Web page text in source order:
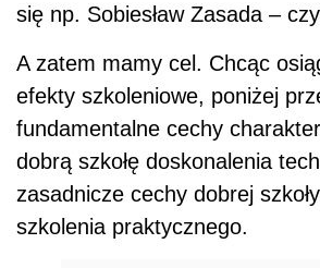
się np. Sobiesław Zasada –
A zatem mamy cel. Chcąc
efekty szkoleniowe, poniżej
fundamentalne cechy
dobrą szkołę doskonalenia
zasadnicze cechy dobrej
szkolenia praktycznego.